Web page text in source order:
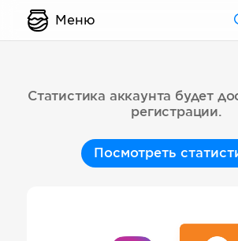
Меню
Статистика аккаунта будет
регистрации.
Посмотреть